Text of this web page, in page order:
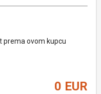
prema ovom kupcu
0 EUR